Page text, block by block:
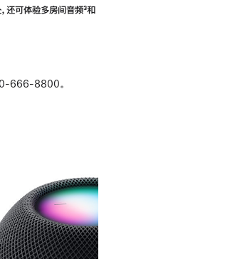
还可体验多‍房‍间音频脚
³和
666-8800。
图库 图像 5